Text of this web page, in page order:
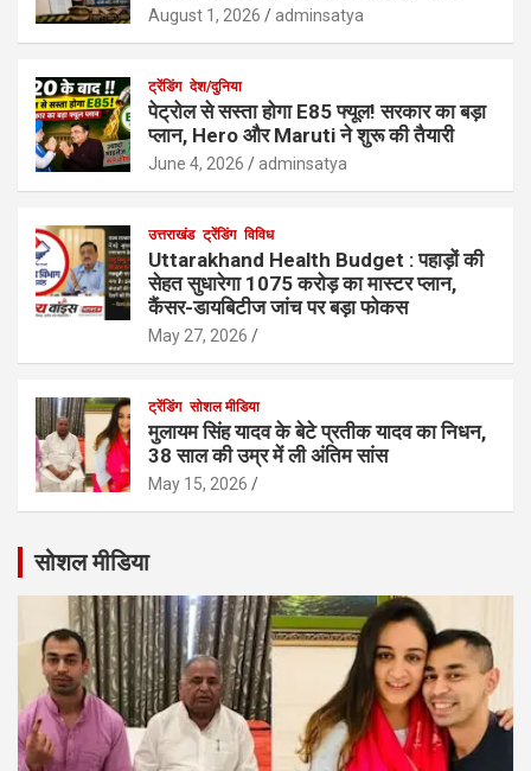
August 1, 2026 adminsatya
ट्रेंडिंग देश/दुनिया
पेट्रोल से सस्ता होगा E85 फ्यूल! सरकार का बड़ा
प्लान, Hero और Maruti ने शुरू की तैयारी
June 4, 2026 adminsatya
उत्तराखंड ट्रेंडिंग विविध
Uttarakhand Health Budget : पहाड़ों की
सेहत सुधारेगा 1075 करोड़ का मास्टर प्लान,
कैंसर-डायबिटीज जांच पर बड़ा फोकस
May 27, 2026
ट्रेंडिंग सोशल मीडिया
मुलायम सिंह यादव के बेटे प्रतीक यादव का निधन,
38 साल की उम्र में ली अंतिम सांस
May 15, 2026
सोशल मीडिया